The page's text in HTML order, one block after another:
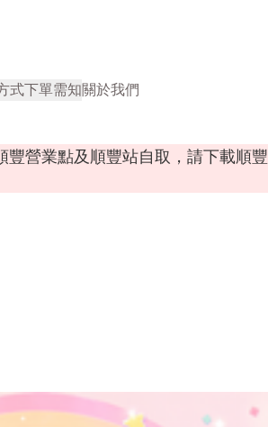
式下單需知關於我們
營業點及順豐站自取，請下載順豐